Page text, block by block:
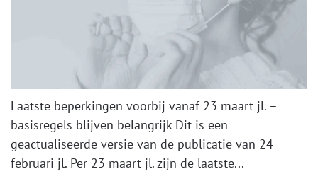
Laatste beperkingen voorbij vanaf 23 maart jl. –
basisregels blijven belangrijk Dit is een
geactualiseerde versie van de publicatie van 24
februari jl. Per 23 maart jl. zijn de laatste...